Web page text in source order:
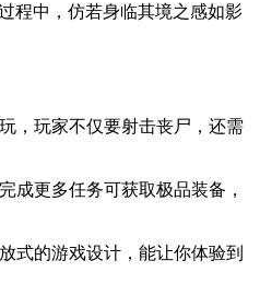
程中，仿若身临其境之感如影
，玩家不仅要射击丧尸，还需
成更多任务可获取极品装备，
式的游戏设计，能让你体验到